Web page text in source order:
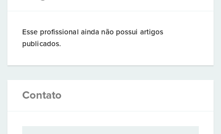
Esse profissional ainda não possui artigos
publicados.
Contato